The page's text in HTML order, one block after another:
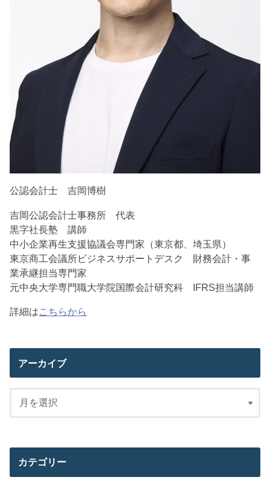
公認会計士 吉岡博樹
吉岡公認会計士事務所 代表
黒字社長塾 講師
中小企業再生支援協議会専門家（東京都、埼玉県）
東京商工会議所ビジネスサポートデスク 財務会計・事
業承継担当専門家
元中央大学専門職大学院国際会計研究科 IFRS担当講師
詳細はこちらから
アーカイブ
カテゴリー